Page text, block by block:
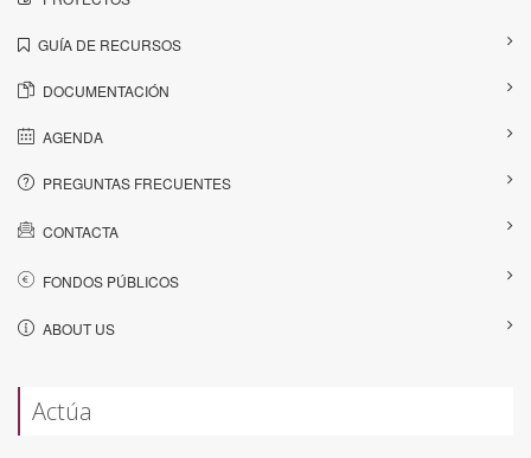
GUÍA DE RECURSOS
DOCUMENTACIÓN
AGENDA
PREGUNTAS FRECUENTES
CONTACTA
FONDOS PÚBLICOS
ABOUT US
Actúa